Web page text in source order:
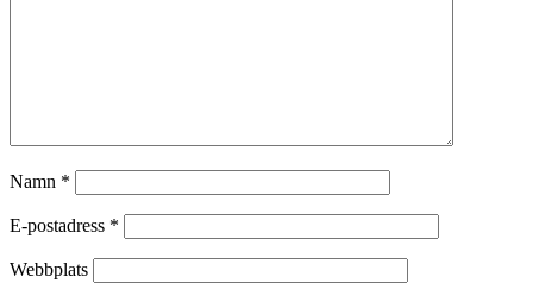
Namn *
E-postadress *
Webbplats